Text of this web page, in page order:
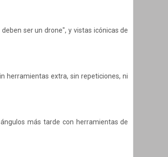
ser un drone", y vistas icónicas de
herramientas extra, sin repeticiones, ni
más tarde con herramientas de